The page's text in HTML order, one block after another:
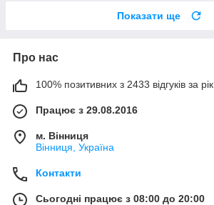
Показати ще
Про нас
100% позитивних з 2433 відгуків за рік
Працює з 29.08.2016
м. Вінниця
Вінниця, Україна
Контакти
Сьогодні працює з 08:00 до 20:00